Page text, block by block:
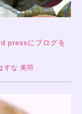
pressにブログを
すな 美羽